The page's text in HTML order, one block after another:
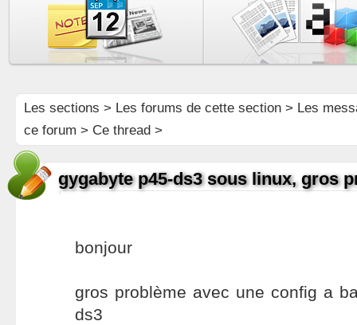
Les sections > Les forums de cette section> Les
ce forum > Ce thread >
gygabyte p45-ds3 sous linux, gros
bonjour
gros problème avec une config a
ds3